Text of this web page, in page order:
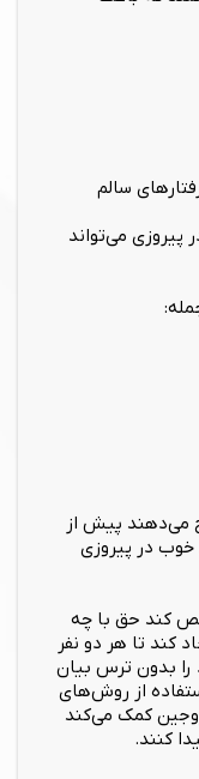
سالم
پیروزی می‌تواند
می‌دهند پیش از
در پیروزی
کند حق با چه
کند تا هر دو نفر
را بدون ترس بیان
از روش‌های
کمک می‌کند
کنند.